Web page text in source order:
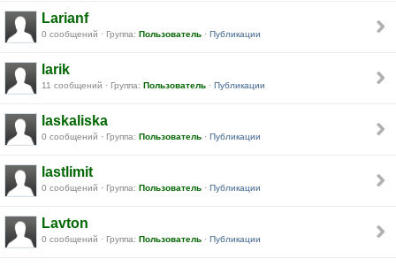
Larianf
0 сообщений · Группа: Пользователь · Публикации
larik
11 сообщений · Группа: Пользователь · Публикации
laskaliska
0 сообщений · Группа: Пользователь · Публикации
lastlimit
0 сообщений · Группа: Пользователь · Публикации
Lavton
0 сообщений · Группа: Пользователь · Публикации